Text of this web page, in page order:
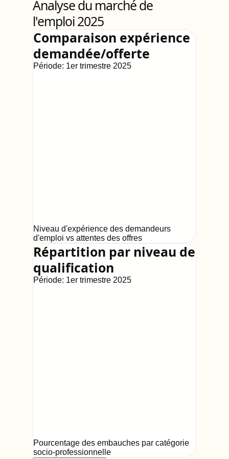
Analyse du marché de
l'emploi 2025
Comparaison expérience
demandée/offerte
Période: 1er trimestre 2025
Niveau d'expérience des demandeurs
d'emploi vs attentes des offres
Répartition par niveau de
qualification
Période: 1er trimestre 2025
Pourcentage des embauches par catégorie
socio-professionnelle